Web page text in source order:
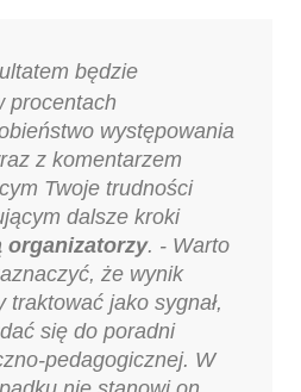
będzie
procentach
występowania
z komentarzem
Twoje trudności
dalsze kroki
organizatorzy. - Warto
że wynik
traktować jako sygnał,
się do poradni
pedagogicznej. W